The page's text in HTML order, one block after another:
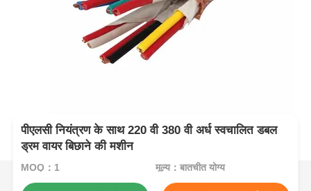
पीएलसी नियंत्रण के साथ 220 वी 380 वी अर्ध स्वचालित डबल
ड्रम वायर बिछाने की मशीन
MOQ：1 मूल्य：बातचीत योग्य